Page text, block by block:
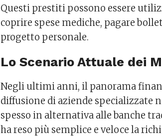
Questi prestiti possono essere
coprire spese mediche, pagare
progetto personale.
Lo Scenario Attuale dei
Negli ultimi anni, il panorama
diffusione di aziende specializzate
spesso in alternativa alle banche
ha reso più semplice e veloce la